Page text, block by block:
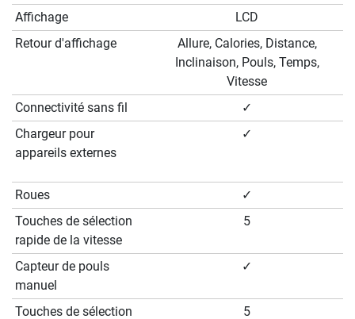
Affichage
LCD
Retour d'affichage
Allure, Calories, Distance,
Inclinaison, Pouls, Temps,
Vitesse
Connectivité sans fil
✓
Chargeur pour
appareils externes
✓
Roues
✓
Touches de sélection
rapide de la vitesse
5
Capteur de pouls
manuel
✓
Touches de sélection 5